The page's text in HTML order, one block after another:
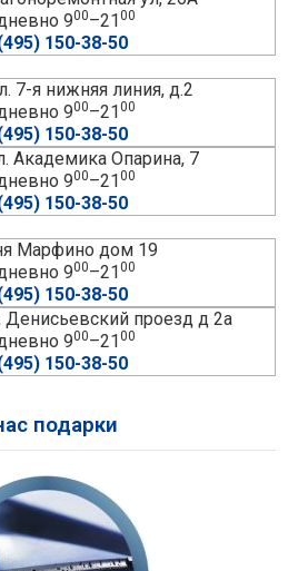
900–2100
150-38-50
7-я нижняя линия, д.2
900–2100
150-38-50
Академика Опарина, 7
900–2100
150-38-50
Марфино дом 19
900–2100
150-38-50
Денисьевский проезд д 2а
900–2100
150-38-50
подарки